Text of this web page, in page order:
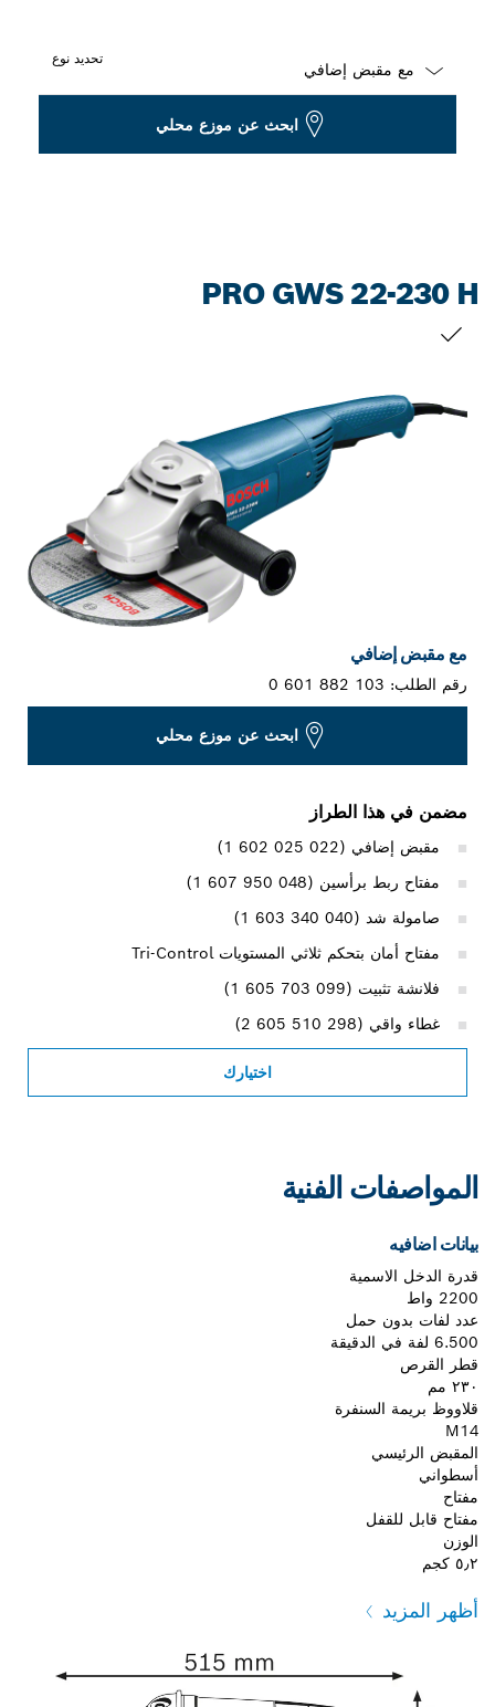
تحديد نوع
ابحث عن موزع محلي
PRO GWS 22-230 H
مع مقبض إضافي
رقم الطلب:0 601 882 103
ابحث عن موزع محلي
مضمن في هذا الطراز
مقبض إضافي (‎1 602 025 022)
مفتاح ربط برأسين (‎1 607 950 048)
صامولة شد (‎1 603 340 040)
مفتاح أمان بتحكم ثلاثي المستويات Tri-Control‏
فلانشة تثبيت (‎1 605 703 099)
غطاء واقي (‎2 605 510 298)
اختيارك
المواصفات الفنية
بيانات اضافيه
قدرة الدخل الاسمية
2200 واط
عدد لفات بدون حمل
6.500 لفة في الدقيقة
قطر القرص
٢٣٠ مم
قلاووظ بريمة السنفرة
M14
المقبض الرئيسي
أسطواني
مفتاح
مفتاح قابل للقفل
الوزن
٥٫٢ كجم
أظهر المزيد